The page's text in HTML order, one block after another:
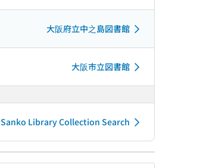
大阪府立中之島図書館
大阪市立図書館
Sanko Library Collection Search